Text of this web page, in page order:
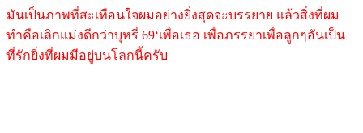
มันเป็นภาพที่สะเทือนใจผมอย่างยิ่งสุดจะบรรยาย แล้วสิ่งที่ผม
ทำคือเลิกแม่งดีกว่าบุหรี่ 69‘เพื่อเธอ เพื่อภรรยาเพื่อลูกๆอันเป็น
ที่รักยิ่งที่ผมมีอยู่บนโลกนี้ครับ